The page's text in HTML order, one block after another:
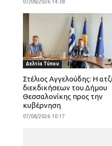
07/08/2026 14:38
Δελτία Τύπου
Στέλιος Αγγελούδης: Η
διεκδικήσεων του Δήμου
Θεσσαλονίκης προς την
κυβέρνηση
07/08/2026 10:17